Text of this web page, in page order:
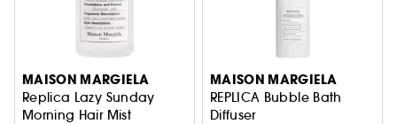
MAISON MARGIELA
Replica Lazy Sunday
Morning Hair Mist
MAISON MARGIELA
REPLICA Bubble Bath
Diffuser